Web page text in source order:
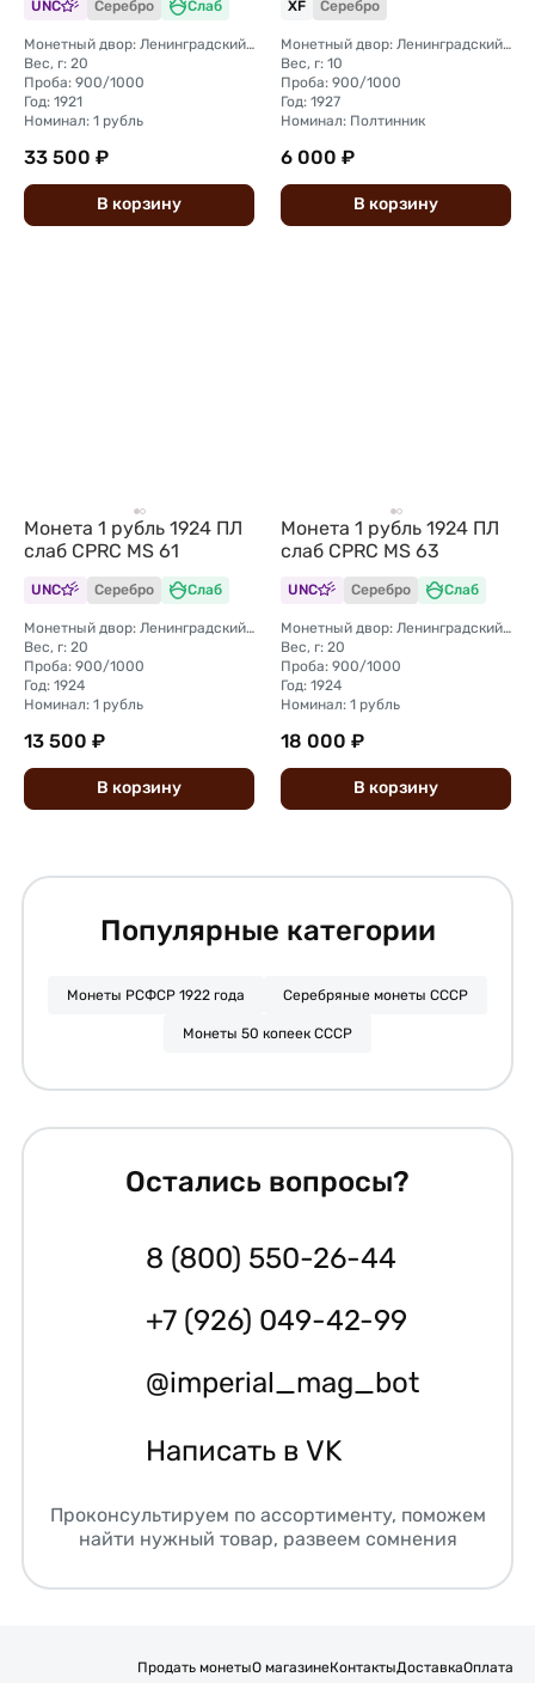
UNC Серебро Слаб
Монетный двор: Ленинградский (ЛМД)
Вес, г: 20
Проба: 900/1000
Год: 1921
Номинал: 1 рубль
33 500 ₽
В корзину
XF Серебро
Монетный двор: Ленинградский (ЛМД)
Вес, г: 10
Проба: 900/1000
Год: 1927
Номинал: Полтинник
6 000 ₽
В корзину
Монета 1 рубль 1924 ПЛ
слаб CPRC MS 61
UNC Серебро Слаб
Монетный двор: Ленинградский (ЛМД)
Вес, г: 20
Проба: 900/1000
Год: 1924
Номинал: 1 рубль
13 500 ₽
В корзину
Монета 1 рубль 1924 ПЛ
слаб CPRC MS 63
UNC Серебро Слаб
Монетный двор: Ленинградский (ЛМД)
Вес, г: 20
Проба: 900/1000
Год: 1924
Номинал: 1 рубль
18 000 ₽
В корзину
Популярные категории
Монеты РСФСР 1922 года Серебряные монеты СССР
Монеты 50 копеек СССР
Остались вопросы?
8 (800) 550-26-44
+7 (926) 049-42-99
@imperial_mag_bot
Написать в VK
Проконсультируем по ассортименту, поможем
найти нужный товар, развеем сомнения
Продать монетыО магазинеКонтактыДоставкаОплата